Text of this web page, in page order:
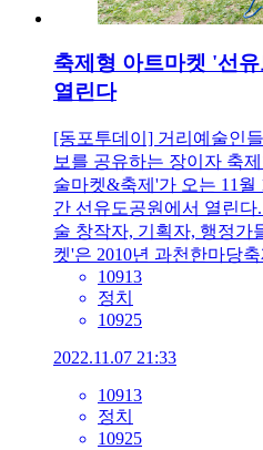
축제형 아트마켓 '선
열린다
[동포투데이] 거리예술인
보를 공유하는 장이자 축
술마켓&축제'가 오는 11월
간 선유도공원에서 열린다
술 창작자, 기획자, 행정가
켓'은 2010년 과천한마당
10913
정치
10925
2022.11.07 21:33
10913
정치
10925